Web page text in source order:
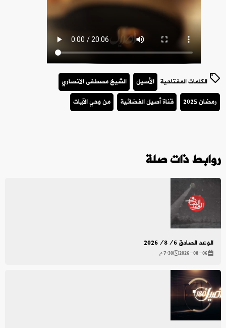
الكلمات المفتاحية الأصيل
الشيخ مصطفى الانصاري
رمضان 2025
قناة أصيل الفضائية من وحي الآيات
روابط ذات صلة
الوعد الصادق 2026/8/6
2026-08-06 7:30 م